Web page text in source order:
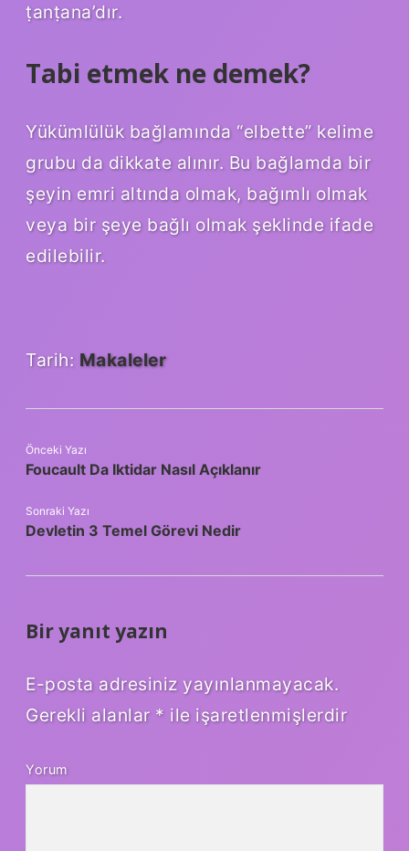
ṭanṭana’dır.
Tabi etmek ne demek?
Yükümlülük bağlamında “elbette” kelime
grubu da dikkate alınır. Bu bağlamda bir
şeyin emri altında olmak, bağımlı olmak
veya bir şeye bağlı olmak şeklinde ifade
edilebilir.
Tarih: Makaleler
Önceki Yazı
Foucault Da Iktidar Nasıl Açıklanır
Sonraki Yazı
Devletin 3 Temel Görevi Nedir
Bir yanıt yazın
E-posta adresiniz yayınlanmayacak.
Gerekli alanlar * ile işaretlenmişlerdir
Yorum